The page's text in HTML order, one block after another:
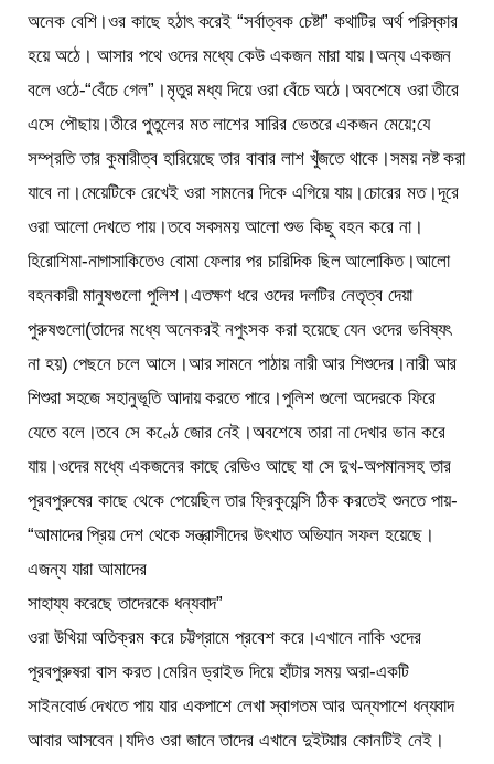
অনেক বেশি।ওর কাছে হঠাৎ করেই “সর্বাত্বক চেষ্টা” কথাটির অর্থ পরিস্কার
হয়ে অঠে। আসার পথে ওদের মধ্যে কেউ একজন মারা যায়।অন্য একজন
বলে ওঠে-“বেঁচে গেল”।মৃতুর মধ্য দিয়ে ওরা বেঁচে অঠে।অবশেষে ওরা তীরে
এসে পৌছায়।তীরে পুতুলের মত লাশের সারির ভেতরে একজন মেয়ে;যে
সম্প্রতি তার কুমারীত্ব হারিয়েছে তার বাবার লাশ খুঁজতে থাকে।সময় নষ্ট করা
যাবে না।মেয়েটিকে রেখেই ওরা সামনের দিকে এগিয়ে যায়।চোরের মত।দূরে
ওরা আলো দেখতে পায়।তবে সবসময় আলো শুভ কিছু বহন করে না।
হিরোশিমা-নাগাসাকিতেও বোমা ফেলার পর চারিদিক ছিল আলোকিত।আলো
বহনকারী মানুষগুলো পুলিশ।এতক্ষণ ধরে ওদের দলটির নেতৃত্ব দেয়া
পুরুষগুলো(তাদের মধ্যে অনেকরই নপুংসক করা হয়েছে যেন ওদের ভবিষ্যৎ
না হয়) পেছনে চলে আসে।আর সামনে পাঠায় নারী আর শিশুদের।নারী আর
শিশুরা সহজে সহানুভূতি আদায় করতে পারে।পুলিশ গুলো অদেরকে ফিরে
যেতে বলে।তবে সে কণ্ঠে জোর নেই।অবশেষে তারা না দেখার ভান করে
যায়।ওদের মধ্যে একজনের কাছে রেডিও আছে যা সে দুখ-অপমানসহ তার
পূরবপুরুষের কাছে থেকে পেয়েছিল তার ফ্রিকুয়েন্সি ঠিক করতেই শুনতে পায়-
“আমাদের প্রিয় দেশ থেকে সন্ত্রাসীদের উৎখাত অভিযান সফল হয়েছে।
এজন্য যারা আমাদের
সাহায্য করেছে তাদেরকে ধন্যবাদ”
ওরা উখিয়া অতিক্রম করে চট্টগ্রামে প্রবেশ করে।এখানে নাকি ওদের
পূরবপুরুষরা বাস করত।মেরিন ড্রাইভ দিয়ে হাঁটার সময় অরা-একটি
সাইনবোর্ড দেখতে পায় যার একপাশে লেখা স্বাগতম আর অন্যপাশে ধন্যবাদ
আবার আসবেন।যদিও ওরা জানে তাদের এখানে দুইটয়ার কোনটিই নেই।